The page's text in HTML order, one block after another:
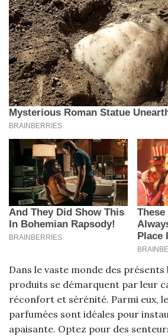
Dans le vaste monde des
produits se démarquent par leur
réconfort et sérénité. Parmi eux,
parfumées sont idéales pour
apaisante. Optez pour des